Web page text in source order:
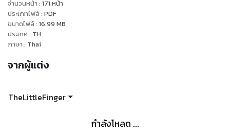
จะเป็นคนบาปสมชื่อ ฮึ่ย ขัดใจๆ
และพอฉันเล่าความปรารถนาที่อยากให้โรงเรียนหญิงล้วนของฉัน
ชายล้วนของพี่แฮงค์ให้เพื่อนรักฟัง ยัยนั่นก็บอกว่ามีคาถาเรียก
กรี๊ด งี้ฝันฉันก็อาจเป็นจริงได้น่ะสิ แต่ทว่า... เมื่อฉันลองท่องคาถา
นั้นดูกลับพบว่าแองเจิลของ
ฉันคือ... O_o? อ๊าก! ไม่จริ๊ง~ ฉันต้องตาฝาดแน่ๆ เลย ฮือๆ"
จำนวนหน้า : 171 หน้า
ประเภทไฟล์: PDF
ขนาดไฟล์: 16.99 MB
ประเทศ: TH
ภาษา : Thai
จากผู้แต่ง
TheLittleFinger
กำลังโหลด ...